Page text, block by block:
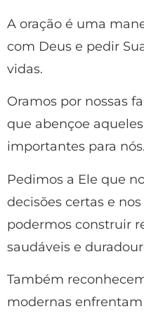
A oração é uma
com Deus e pedir
vidas.
Oramos por nossas
que abençoe
importantes para nós.
Pedimos a Ele que
decisões certas e
podermos construir
saudáveis e
Também
modernas